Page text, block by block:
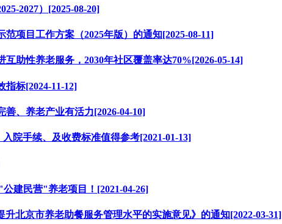
2027）[2025-08-20]
项目工作方案（2025年版）的通知[2025-08-11]
助性养老服务，2030年社区覆盖率达70%[2026-05-14]
标[2024-11-12]
、养老产业有活力[2026-04-10]
院手续、及收费标准值得参考[2021-01-13]
建民营"养老项目！[2021-04-26]
北京市养老助餐服务管理水平的实施意见》的通知[2022-03-31]